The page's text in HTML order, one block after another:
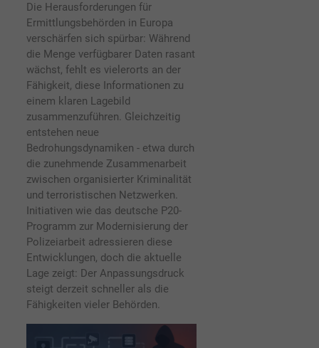
Die Herausforderungen für
Ermittlungsbehörden in Europa
verschärfen sich spürbar: Während
die Menge verfügbarer Daten rasant
wächst, fehlt es vielerorts an der
Fähigkeit, diese Informationen zu
einem klaren Lagebild
zusammenzuführen. Gleichzeitig
entstehen neue
Bedrohungsdynamiken - etwa durch
die zunehmende Zusammenarbeit
zwischen organisierter Kriminalität
und terroristischen Netzwerken.
Initiativen wie das deutsche P20-
Programm zur Modernisierung der
Polizeiarbeit adressieren diese
Entwicklungen, doch die aktuelle
Lage zeigt: Der Anpassungsdruck
steigt derzeit schneller als die
Fähigkeiten vieler Behörden.